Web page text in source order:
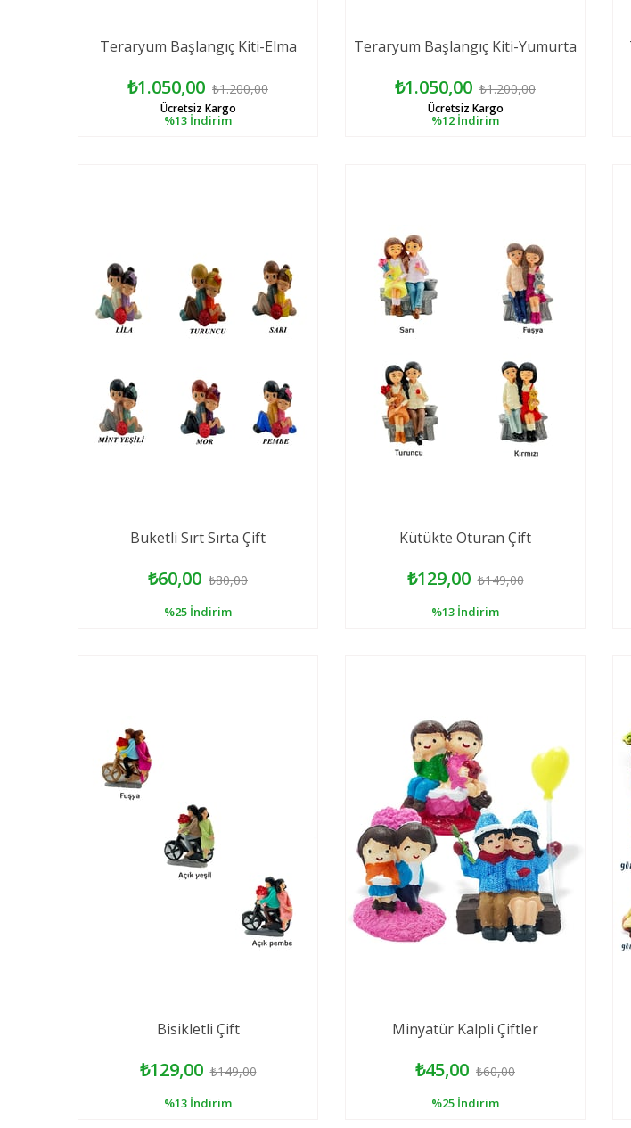
Teraryum Başlangıç Kiti-Elma
₺1.050,00 ₺1.200,00
%13 İndirim
Ücretsiz Kargo
Teraryum Başlangıç Kiti-Yumurta
₺1.050,00 ₺1.200,00
%12 İndirim
Ücretsiz Kargo
Buketli Sırt Sırta Çift
₺60,00 ₺80,00
%25 İndirim
Kütükte Oturan Çift
₺129,00 ₺149,00
%13 İndirim
Bisikletli Çift
₺129,00 ₺149,00
%13 İndirim
Minyatür Kalpli Çiftler
₺45,00 ₺60,00
%25 İndirim